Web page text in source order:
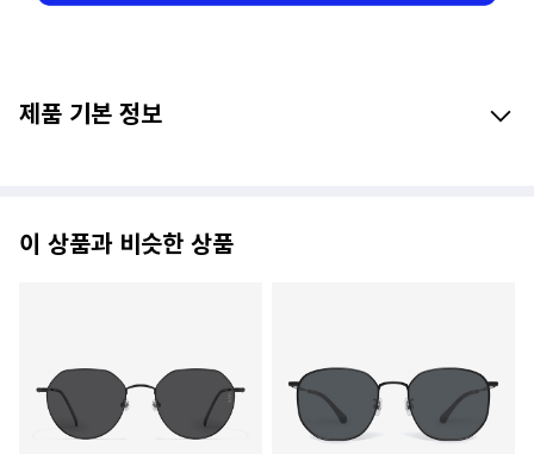
제품 기본 정보
이 상품과 비슷한 상품